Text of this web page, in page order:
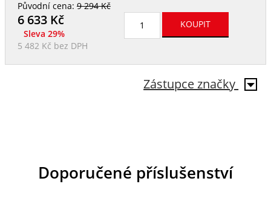
Původní cena:9 294 Kč
6 633Kč
Sleva 29%
5 482 Kč bez DPH
Zástupce značky
Doporučené příslušenství